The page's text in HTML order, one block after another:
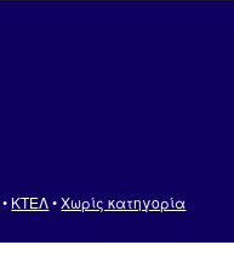
• ΚΤΕΛ•Χωρίς κατηγορία